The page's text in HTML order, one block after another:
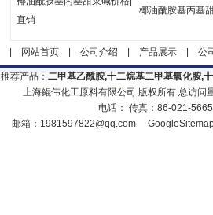
直销
椰油酰胺基丙基
网站首页| 公司介绍 产品展示| 公
推荐产品： 二甲基乙酰胺,十二烷基二甲基氧化胺,
上海鲲伟化工原料有限公司 版权所有 总访问
电话： 传真：86-021-
邮箱： 1981597822@qq.com